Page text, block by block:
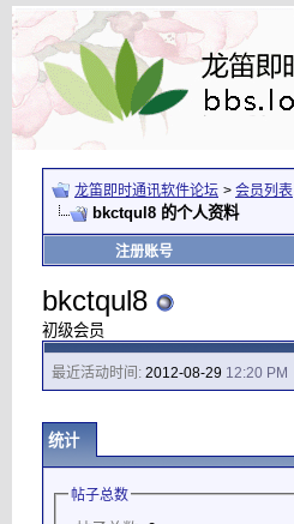
龙笛即时通讯软件论坛 > 会员列表
bkctqul8 的个人资料
注册账号
bkctqul8
初级会员
最近活动时间: 2012-08-29 12:20 PM
统计
帖子总数